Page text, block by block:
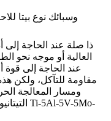
العالية أو موجه نحو
مقاومة للتآكل، ولكن
ومسار المعالجة
Ti-5Al-5V-5Mo-